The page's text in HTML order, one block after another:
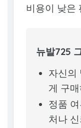
비용이 낮은
뉴발725
자신의
게 구
정품
처나